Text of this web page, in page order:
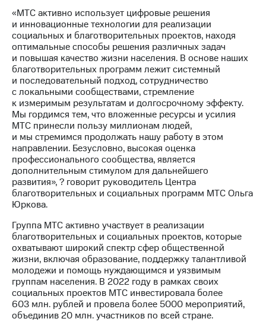
информации
Информация
акционерам
Документы
ПАО
"МТС"
Собрания
акционеров
Личный
кабинет
акционера
Акционерный
капитал
Контроль
и
аудит
Рынок
Описание
Программа
приобретения
Порядок
выкупа
акций
Дивиденды
Рынок
облигаций
«МТС активно использует цифровые решения
и инновационные технологии для реализации
социальных и благотворительных проектов, находя
оптимальные способы решения различных задач
и повышая качество жизни населения. В основе наших
благотворительных программ лежит системный
и последовательный подход, сотрудничество
с локальными сообществами, стремление
к измеримым результатам и долгосрочному эффекту.
Мы гордимся тем, что вложенные ресурсы и усилия
МТС принесли пользу миллионам людей,
и мы стремимся продолжать нашу работу в этом
направлении. Безусловно, высокая оценка
профессионального сообщества, является
дополнительным стимулом для дальнейшего
развития», ? говорит руководитель Центра
благотворительных и социальных программ МТС Ольга
Юркова.
Группа МТС активно участвует в реализации
благотворительных и социальных проектов, которые
охватывают широкий спектр сфер общественной
жизни, включая образование, поддержку талантливой
молодежи и помощь нуждающимся и уязвимым
группам населения. В 2022 году в рамках своих
социальных проектов МТС инвестировала более
603 млн. рублей и провела более 5000 мероприятий,
объединив 20 млн. участников по всей стране.